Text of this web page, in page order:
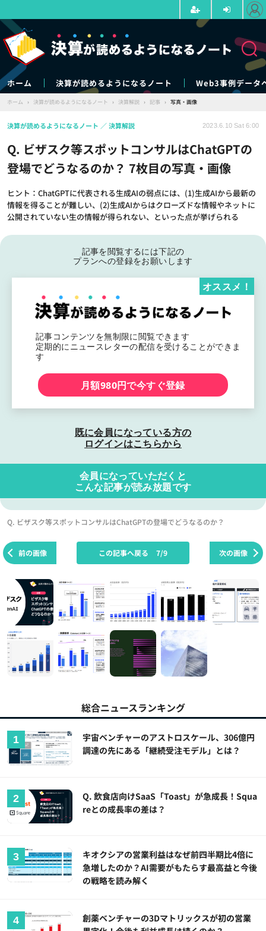
ホーム 決算が読めるようになるノート Web3事例データ
ホーム › 決算が読めるようになるノート › 決算解説 › 記事 › 写真・画像
Q. ビザスク等スポットコンサルはChatGPTの
登場でどうなるのか？ 7枚目の写真・画像
ヒント：ChatGPTに代表される生成AIの弱点には、(1)生成AIから最新の
情報を得ることが難しい、(2)生成AIからはクローズドな情報やネットに
公開されていない生の情報が得られない、といった点が挙げられる
決算が読めるようになるノート 決算解説 2023.6.10 Sat 6:00
記事を閲覧するには下記の
プランへの登録をお願いします
記事コンテンツを無制限に閲覧できます
定期的にニュースレターの配信を受けることができま
す
オススメ！
月額980円で今すぐ登録
既に会員になっている方の
ログインはこちらから
会員になっていただくと
こんな記事が読み放題です
Q. ビザスク等スポットコンサルはChatGPTの登場でどうなるのか？
前の画像 次の画像
この記事へ戻る 7/9
総合ニュースランキング
宇宙ベンチャーのアストロスケール、306億円
調達の先にある「継続受注モデル」とは？
Q. 飲食店向けSaaS「Toast」が急成長！Squa
reとの成長率の差は？
キオクシアの営業利益はなぜ前四半期比4倍に
急増したのか？AI需要がもたらす最高益と今後
の戦略を読み解く
創薬ベンチャーの3Dマトリックスが初の営業